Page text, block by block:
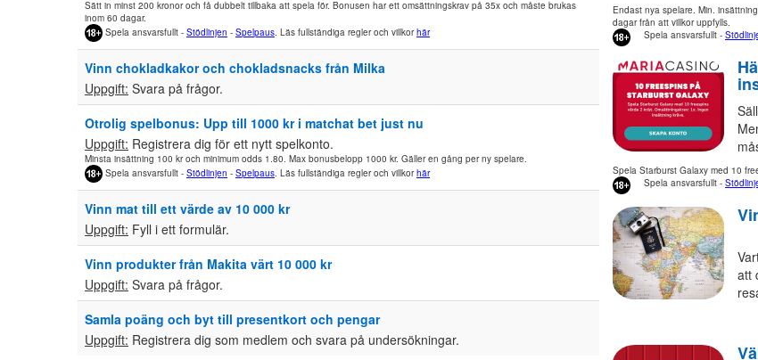
Sätt in minst 200 kronor och få dubbelt tillbaka att spela för. Bonusen har ett omsättningskrav på 35x och måste brukas
inom 60 dagar.
Spela ansvarsfullt - Stödlinjen - Spelpaus . Läs fullständiga regler och villkorhär
Vinn chokladkakor och chokladsnacks från Milka
Uppgift: Svara på frågor.
Otrolig spelbonus: Upp till 1000 kr i matchat bet just nu
Uppgift: Registrera dig för ett nytt spelkonto.
Minsta insättning 100 kr och minimum odds 1.80. Max bonusbelopp 1000 kr. Gäller en gång per ny spelare.
Spela ansvarsfullt - Stödlinjen - Spelpaus . Läs fullständiga regler och villkorhär
Vinn mat till ett värde av 10 000 kr
Uppgift: Fyll i ett formulär.
Vinn produkter från Makita värt 10 000 kr
Uppgift: Svara på frågor.
Samla poäng och byt till presentkort och pengar
Uppgift: Registrera dig som medlem och svara på undersökningar.
Endast nya spelare. Min.
dagar från att villkor uppfylls.
Spela ansvarsfullt -
Spela Starburst Galaxy med 10
Spela ansvarsfullt -
att